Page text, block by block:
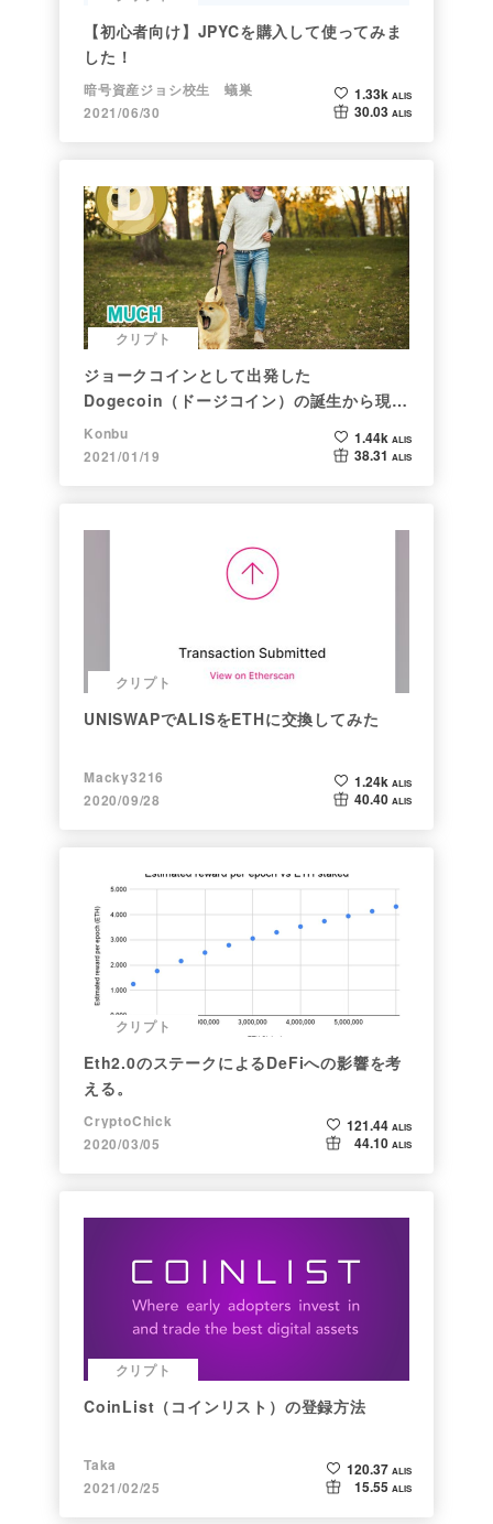
【初心者向け】JPYCを購入して使ってみま
した！
暗号資産ジョシ校生 蟻巣
2021/06/30
1.33k ALIS
30.03 ALIS
クリプト
ジョークコインとして出発した
Dogecoin（ドージコイン）の誕生から現在
まで。注目される非証券性🐶
Konbu
2021/01/19
1.44k ALIS
38.31 ALIS
クリプト
UNISWAPでALISをETHに交換してみた
Macky3216
2020/09/28
1.24k ALIS
40.40 ALIS
クリプト
Eth2.0のステークによるDeFiへの影響を考
える。
CryptoChick
2020/03/05
121.44 ALIS
44.10 ALIS
クリプト
CoinList（コインリスト）の登録方法
Taka
2021/02/25
120.37 ALIS
15.55 ALIS